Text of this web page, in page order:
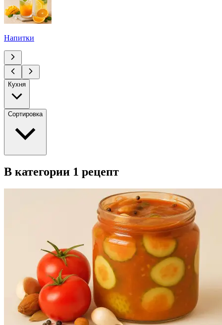
Напитки
Кухня
Сортировка
В категории 1 рецепт